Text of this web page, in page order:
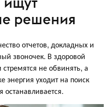
решения
отчетов, докладных и
звоночек. В здоровой
не обвинять, а
энергия уходит на поиск
останавливается.